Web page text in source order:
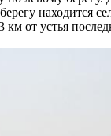
находится
от устья